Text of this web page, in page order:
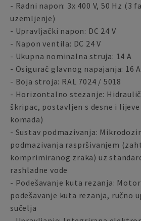
- Radni napon: 3x 400 V, 50 Hz (3
uzemljenje)
- Upravljački napon: DC 24 V
- Napon ventila: DC 24 V
- Ukupna nominalna struja: 14 A
- Osigurač glavnog napajanja: 16 A
- Boja stroja: RAL 7024 / 5018
- Horizontalno stezanje:
škripac, postavljen s desne i
komada)
- Sustav podmazivanja:
podmazivanja raspršivanjem
komprimiranog zraka) uz
rashladne vode
- Podešavanje kuta rezanja:
podešavanje kuta rezanja, ručno
sučelja